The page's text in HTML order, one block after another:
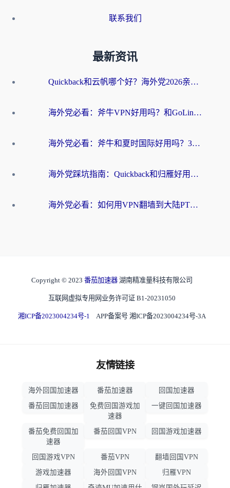
联系我们
最新资讯
Quickback和云帆哪个好？海外党2026亲测指南：选对加速器大陆工具，无缝刷国内剧玩国服
海外党必看：斧牛VPN好用吗？和GoLinkVPN对比哪个回国效果更好？
海外党必看：斧牛和夏时国际好用吗？3步选对回国加速器，无缝刷国内资源
海外党踩坑指南：Quickback和归雁好用吗？选对加速器才能无缝刷国内资源
海外党必看：如何用VPN翻墙到大陆PTT？一篇解决你所有回国加速痛点
Copyright © 2023 番茄加速器 湖南精准量科技有限公司
互联网虚拟专用网业务许可证 B1-20231050
湘ICP备2023004234号-1 APP备案号 湘ICP备2023004234号-3A
友情链接
海外回国加速器 番茄加速器
回国加速器
番茄回国加速器
免费回国游戏加
速器
一键回国加速器
番茄免费回国加
速器
番茄回国VPN 回国游戏加速器
回国游戏VPN 番茄VPN
翻墙回国VPN
游戏加速器
海外回国VPN
归雁VPN